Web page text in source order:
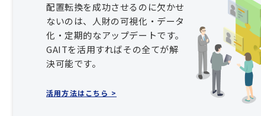
配置転換を成功させるのに欠かせ
ないのは、人財の可視化・データ
化・定期的なアップデートです。
GAITを活用すればその全てが解
決可能です。
活用方法はこちら >